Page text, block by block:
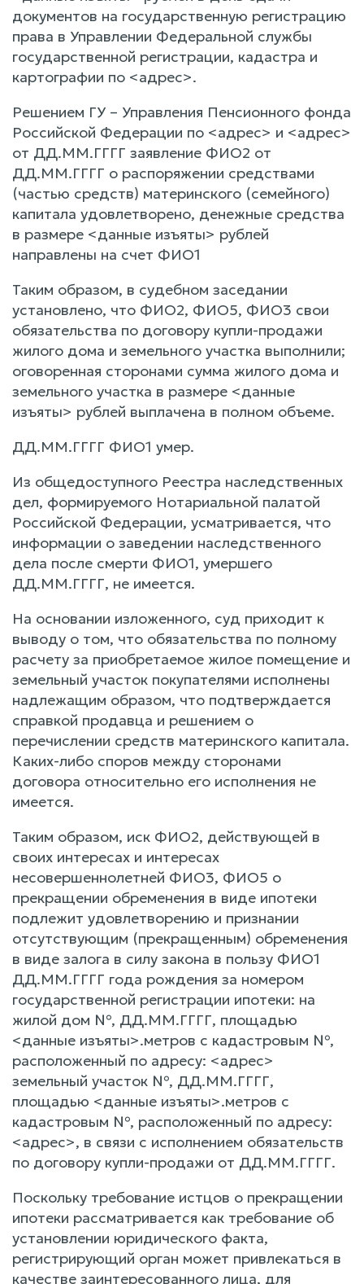
документов на государственную регистрацию
права в Управлении Федеральной службы
государственной регистрации, кадастра и
картографии по <адрес>.
Решением ГУ – Управления Пенсионного фонда
Российской Федерации по <адрес> и <адрес>
от ДД.ММ.ГГГГ заявление ФИО2 от
ДД.ММ.ГГГГ о распоряжении средствами
(частью средств) материнского (семейного)
капитала удовлетворено, денежные средства
в размере <данные изъяты> рублей
направлены на счет ФИО1
Таким образом, в судебном заседании
установлено, что ФИО2, ФИО5, ФИО3 свои
обязательства по договору купли-продажи
жилого дома и земельного участка выполнили;
оговоренная сторонами сумма жилого дома и
земельного участка в размере <данные
изъяты> рублей выплачена в полном объеме.
ДД.ММ.ГГГГ ФИО1 умер.
Из общедоступного Реестра наследственных
дел, формируемого Нотариальной палатой
Российской Федерации, усматривается, что
информации о заведении наследственного
дела после смерти ФИО1, умершего
ДД.ММ.ГГГГ, не имеется.
На основании изложенного, суд приходит к
выводу о том, что обязательства по полному
расчету за приобретаемое жилое помещение и
земельный участок покупателями исполнены
надлежащим образом, что подтверждается
справкой продавца и решением о
перечислении средств материнского капитала.
Каких-либо споров между сторонами
договора относительно его исполнения не
имеется.
Таким образом, иск ФИО2, действующей в
своих интересах и интересах
несовершеннолетней ФИО3, ФИО5 о
прекращении обременения в виде ипотеки
подлежит удовлетворению и признании
отсутствующим (прекращенным) обременения
в виде залога в силу закона в пользу ФИО1
ДД.ММ.ГГГГ года рождения за номером
государственной регистрации ипотеки: на
жилой дом №, ДД.ММ.ГГГГ, площадью
<данные изъяты>.метров с кадастровым №,
расположенный по адресу: <адрес>
земельный участок №, ДД.ММ.ГГГГ,
площадью <данные изъяты>.метров с
кадастровым №, расположенный по адресу:
<адрес>, в связи с исполнением обязательств
по договору купли-продажи от ДД.ММ.ГГГГ.
Поскольку требование истцов о прекращении
ипотеки рассматривается как требование об
установлении юридического факта,
регистрирующий орган может привлекаться в
качестве заинтересованного лица, для